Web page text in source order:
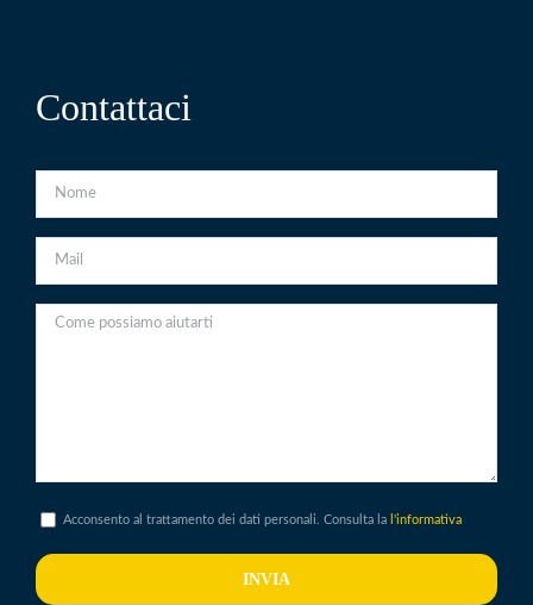
Contattaci
Acconsento al trattamento dei dati personali. Consulta la l'informativa